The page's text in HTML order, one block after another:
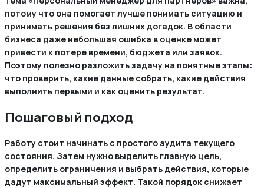
потому что она помогает лучше понимать ситуацию и
принимать решения без лишних догадок. В области
бизнеса даже небольшая ошибка в оценке может
привести к потере времени, бюджета или заявок.
Поэтому полезно разложить задачу на понятные этапы:
что проверить, какие данные собрать, какие действия
выполнить первыми и как оценить результат.
Пошаговый подход
Работу стоит начинать с простого аудита текущего
состояния. Затем нужно выделить главную цель,
определить ограничения и выбрать действия, которые
дадут максимальный эффект. Такой порядок снижает